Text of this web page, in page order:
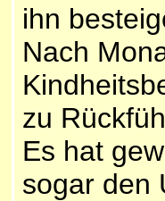
ihn
Nach
zu
Es hat
sogar den